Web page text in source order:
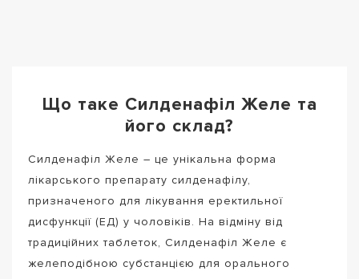
Що таке Силденафіл Желе та
його склад?
Силденафіл Желе – це унікальна форма
лікарського препарату силденафілу,
призначеного для лікування еректильної
дисфункції (ЕД) у чоловіків. На відміну від
традиційних таблеток, Силденафіл Желе є
желеподібною субстанцією для орального